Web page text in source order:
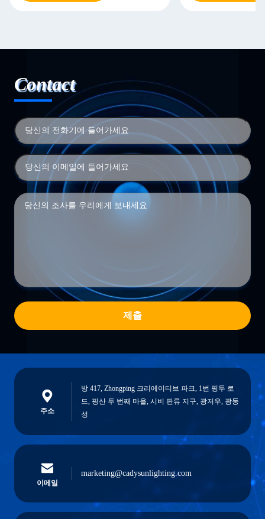
Contact
제출
주소
방 417, Zhongping 크리에이티브 파크, 1번 핑두 로
드, 핑산 두 번째 마을, 시비 판류 지구, 광저우, 광둥
성
이메일
marketing@cadysunlighting.com